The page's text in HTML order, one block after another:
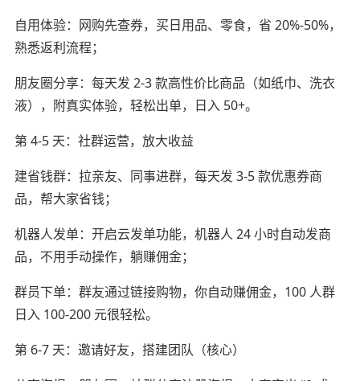
自用体验：网购先查券，买日用品、零食，省 20%-50%，
熟悉返利流程；
朋友圈分享：每天发 2-3 款高性价比商品（如纸巾、洗衣
液），附真实体验，轻松出单，日入 50+。
第 4-5 天：社群运营，放大收益
建省钱群：拉亲友、同事进群，每天发 3-5 款优惠券商
品，帮大家省钱；
机器人发单：开启云发单功能，机器人 24 小时自动发商
品，不用手动操作，躺赚佣金；
群员下单：群友通过链接购物，你自动赚佣金，100 人群
日入 100-200 元很轻松。
第 6-7 天：邀请好友，搭建团队（核心）